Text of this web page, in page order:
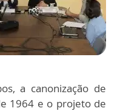
a canonização de
1964 e o projeto de